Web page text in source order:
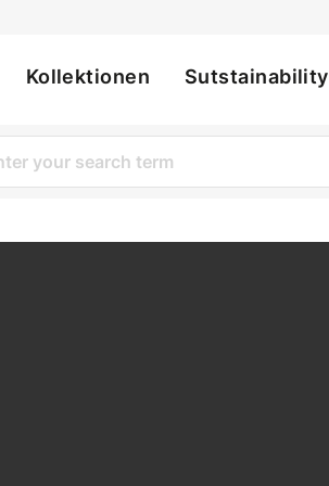
Kollektionen Sutstainability